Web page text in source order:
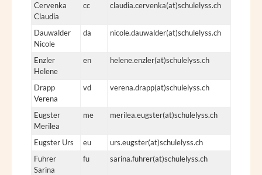
Cervenka
Claudia
cc claudia.cervenka(at)schulelyss.ch
Dauwalder
Nicole
da nicole.dauwalder(at)schulelyss.ch
Enzler
Helene
en helene.enzler(at)schulelyss.ch
Drapp
Verena
vd verena.drapp(at)schulelyss.ch
Eugster
Merilea
me merilea.eugster(at)schulelyss.ch
Eugster Urs eu
urs.eugster(at)schulelyss.ch
Fuhrer
Sarina
fu sarina.fuhrer(at)schulelyss.ch